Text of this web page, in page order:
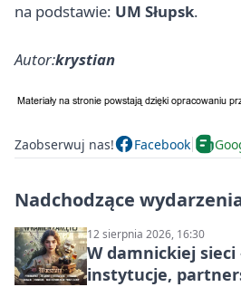
na podstawie: UM Słupsk.
Autor:krystian
Zaobserwuj nas! Facebook
Nadchodzące
12 sierpnia 2026, 16:30
W damnickiej sieci
instytucje,